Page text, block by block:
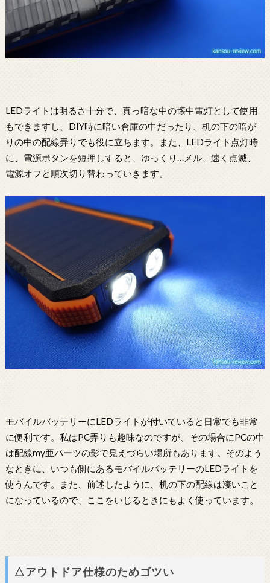
LEDライトは明るさ十分で、真っ暗な中の懐中電灯として使用
もできますし、DIY時に暗い倉庫の中だったり、机の下の暗が
りの中の配線弄りでも役に立ちます。また、LEDライト点灯時
に、電源ボタンを短押しすると、ゆっくり…メル、速く点滅、
電源オフと順次切り替わっていきます。
モバイルバッテリーにLEDライトが付いていると日常でも非常
に便利です。私はPC弄りも趣味なのですが、その場合にPCの中
は配線my亜パーツの影で見えづらい場所もあります。そのよう
なときに、いつも側にあるモバイルバッテリーのLEDライトを
使うんです。また、前述したように、机の下の配線は凄いこと
になっているので、ここをいじるときにもよく使っています。
△アウトドア仕様のためゴツい